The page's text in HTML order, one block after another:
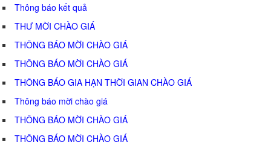
Thông báo kết quả
THƯ MỜI CHÀO GIÁ
THÔNG BÁO MỜI CHÀO GIÁ
THÔNG BÁO MỜI CHÀO GIÁ
THÔNG BÁO GIA HẠN THỜI GIAN CHÀO GIÁ
Thông báo mời chào giá
THÔNG BÁO MỜI CHÀO GIÁ
THÔNG BÁO MỜI CHÀO GIÁ